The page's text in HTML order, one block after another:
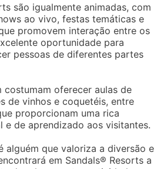
são igualmente animadas, com
ao vivo, festas temáticas e
promovem interação entre os
oportunidade para
pessoas de diferentes partes
costumam oferecer aulas de
de vinhos e coquetéis, entre
proporcionam uma rica
e de aprendizado aos visitantes.
alguém que valoriza a diversão e
em Sandals® Resorts a